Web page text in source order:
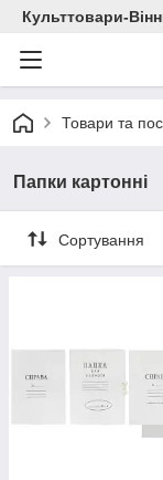
Культтовари-
Товари та
Папки картонні
Сортування